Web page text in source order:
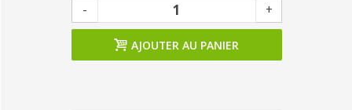
- +
AJOUTER AU PANIER